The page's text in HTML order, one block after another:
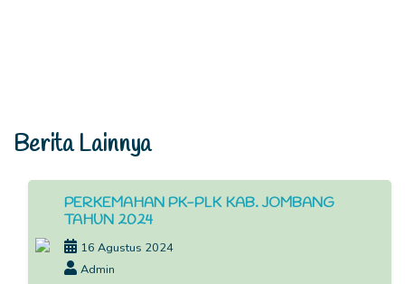
Berita Lainnya
PERKEMAHAN PK-PLK KAB. JOMBANG
TAHUN 2024
16 Agustus 2024
Admin